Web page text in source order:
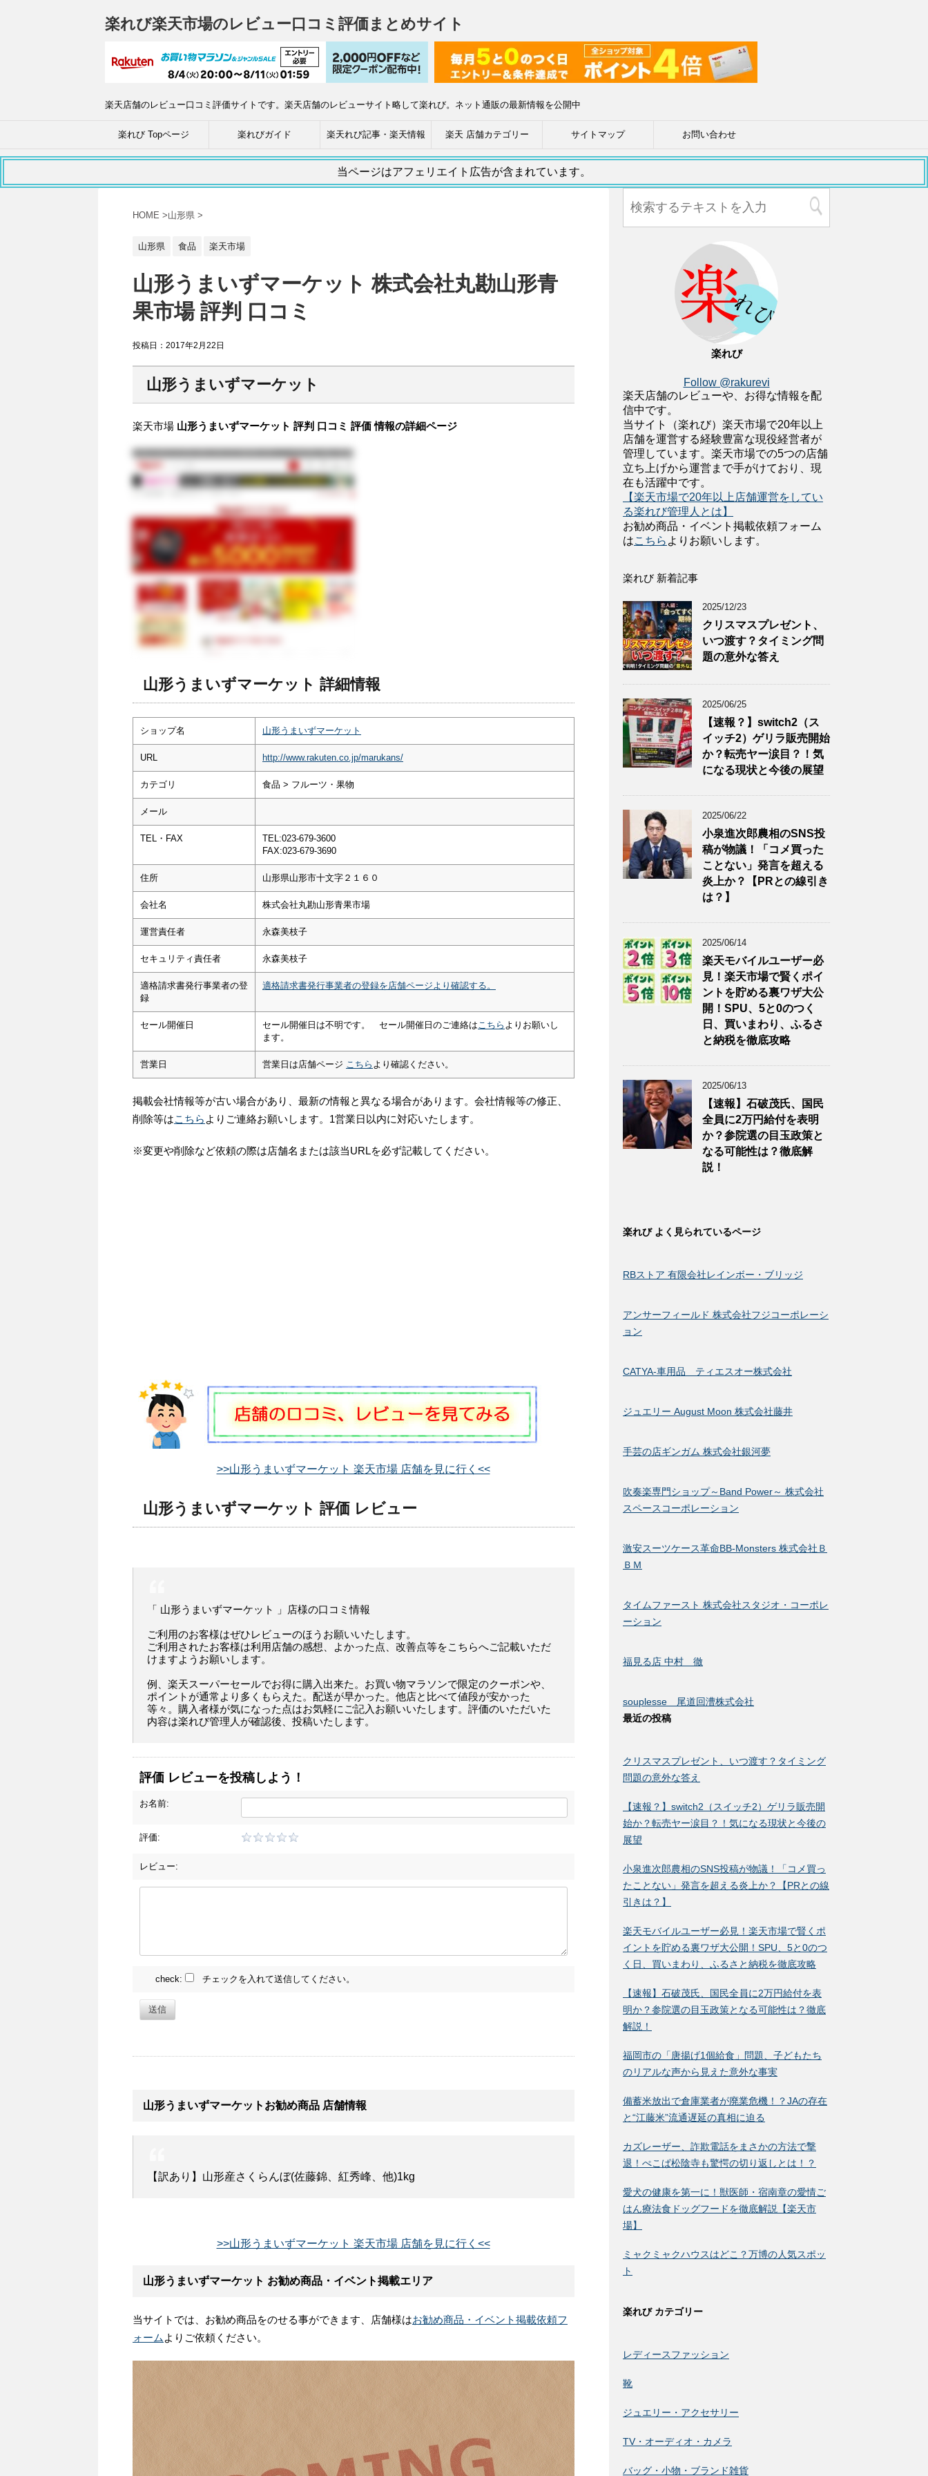
楽れび楽天市場のレビュー口コミ評価まとめサイト
楽天店舗のレビュー口コミ評価サイトです。楽天店舗のレビューサイト略して楽れび。ネット通販の最新情報を公開中
楽れび Topページ 楽れびガイド 楽天れび記事・楽天情報 楽天 店舗カテゴリー サイトマップ お問い合わせ
当ページはアフェリエイト広告が含まれています。
HOME >山形県 >
山形県 食品 楽天市場
山形うまいずマーケット 株式会社丸勘山形青
果市場 評判 口コミ
投稿日： 2017年2月22日
山形うまいずマーケット
楽天市場 山形うまいずマーケット 評判 口コミ 評価 情報の詳細ページ
山形うまいずマーケット 詳細情報
ショップ名 山形うまいずマーケット
URL http://www.rakuten.co.jp/marukans/
カテゴリ 食品 > フルーツ・果物
メール
TEL・FAX
TEL:023-679-3600
FAX:023-679-3690
住所 山形県山形市十文字２１６０
会社名 株式会社丸勘山形青果市場
運営責任者 永森美枝子
セキュリティ責任者 永森美枝子
適格請求書発行事業者の登
録
適格請求書発行事業者の登録を店舗ページより確認する。
セール開催日 セール開催日は不明です。 セール開催日のご連絡は こちら よりお願いし
ます。
営業日 営業日は店舗ページ こちら より確認ください。
掲載会社情報等が古い場合があり、最新の情報と異なる場合があります。会社情報等の修正、
削除等はこちら よりご連絡お願いします。1営業日以内に対応いたします。
※変更や削除など依頼の際は店舗名または該当URLを必ず記載してください。
>>山形うまいずマーケット 楽天市場 店舗を見に行く<<
山形うまいずマーケット 評価 レビュー
「 山形うまいずマーケット 」店様の口コミ情報
ご利用のお客様はぜひレビューのほうお願いいたします。
ご利用されたお客様は利用店舗の感想、よかった点、改善点等をこちらへご記載いただ
けますようお願いします。
例、楽天スーパーセールでお得に購入出来た。お買い物マラソンで限定のクーポンや、
ポイントが通常より多くもらえた。配送が早かった。他店と比べて値段が安かった
等々。購入者様が気になった点はお気軽にご記入お願いいたします。評価のいただいた
内容は楽れび管理人が確認後、投稿いたします。
評価 レビューを投稿しよう！
お名前:
評価:
レビュー:
check: チェックを入れて送信してください。
送信
山形うまいずマーケットお勧め商品 店舗情報
【訳あり】山形産さくらんぼ(佐藤錦、紅秀峰、他)1kg
>>山形うまいずマーケット 楽天市場 店舗を見に行く<<
山形うまいずマーケット お勧め商品・イベント掲載エリア
当サイトでは、お勧め商品をのせる事ができます、店舗様はお勧め商品・イベント掲載依頼フ
ォーム よりご依頼ください。
楽れび
Follow @rakurevi
楽天店舗のレビューや、お得な情報を配
信中です。
当サイト（楽れび）楽天市場で20年以上
店舗を運営する経験豊富な現役経営者が
管理しています。楽天市場での5つの店舗
立ち上げから運営まで手がけており、現
在も活躍中です。
【楽天市場で20年以上店舗運営をしてい
る楽れび管理人とは】
お勧め商品・イベント掲載依頼フォーム
はこちら よりお願いします。
楽れび 新着記事
2025/12/23
クリスマスプレゼント、
いつ渡す？タイミング問
題の意外な答え
2025/06/25
【速報？】switch2（ス
イッチ2）ゲリラ販売開始
か？転売ヤー涙目？！気
になる現状と今後の展望
2025/06/22
小泉進次郎農相のSNS投
稿が物議！「コメ買った
ことない」発言を超える
炎上か？【PRとの線引き
は？】
2025/06/14
楽天モバイルユーザー必
見！楽天市場で賢くポイ
ントを貯める裏ワザ大公
開！SPU、5と0のつく
日、買いまわり、ふるさ
と納税を徹底攻略
2025/06/13
【速報】石破茂氏、国民
全員に2万円給付を表明
か？参院選の目玉政策と
なる可能性は？徹底解
説！
楽れび よく見られているページ
RBストア 有限会社レインボー・ブリッジ
アンサーフィールド 株式会社フジコーポレーシ
ョン
CATYA-車用品 ティエスオー株式会社
ジュエリー August Moon 株式会社藤井
手芸の店ギンガム 株式会社銀河夢
吹奏楽専門ショップ～Band Power～ 株式会社
スペースコーポレーション
激安スーツケース革命BB-Monsters 株式会社Ｂ
ＢＭ
タイムファースト 株式会社スタジオ・コーポレ
ーション
福見る店 中村 徹
souplesse 尾道回漕株式会社
最近の投稿
クリスマスプレゼント、いつ渡す？タイミング
問題の意外な答え
【速報？】switch2（スイッチ2）ゲリラ販売開
始か？転売ヤー涙目？！気になる現状と今後の
展望
小泉進次郎農相のSNS投稿が物議！「コメ買っ
たことない」発言を超える炎上か？【PRとの線
引きは？】
楽天モバイルユーザー必見！楽天市場で賢くポ
イントを貯める裏ワザ大公開！SPU、5と0のつ
く日、買いまわり、ふるさと納税を徹底攻略
【速報】石破茂氏、国民全員に2万円給付を表
明か？参院選の目玉政策となる可能性は？徹底
解説！
福岡市の「唐揚げ1個給食」問題、子どもたち
のリアルな声から見えた意外な事実
備蓄米放出で倉庫業者が廃業危機！？JAの存在
と“江藤米”流通遅延の真相に迫る
カズレーザー、詐欺電話をまさかの方法で撃
退！ぺこぱ松陰寺も驚愕の切り返しとは！？
愛犬の健康を第一に！獣医師・宿南章の愛情ご
はん療法食ドッグフードを徹底解説【楽天市
場】
ミャクミャクハウスはどこ？万博の人気スポッ
ト
楽れび カテゴリー
レディースファッション
靴
ジュエリー・アクセサリー
TV・オーディオ・カメラ
バッグ・小物・ブランド雑貨